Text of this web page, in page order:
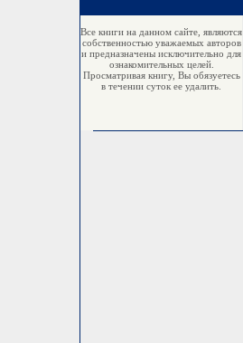
Все книги на данном сайте, являются
собственностью уважаемых авторов
и предназначены исключительно для
ознакомительных целей.
Просматривая книгу, Вы обязуетесь
в течении суток ее удалить.